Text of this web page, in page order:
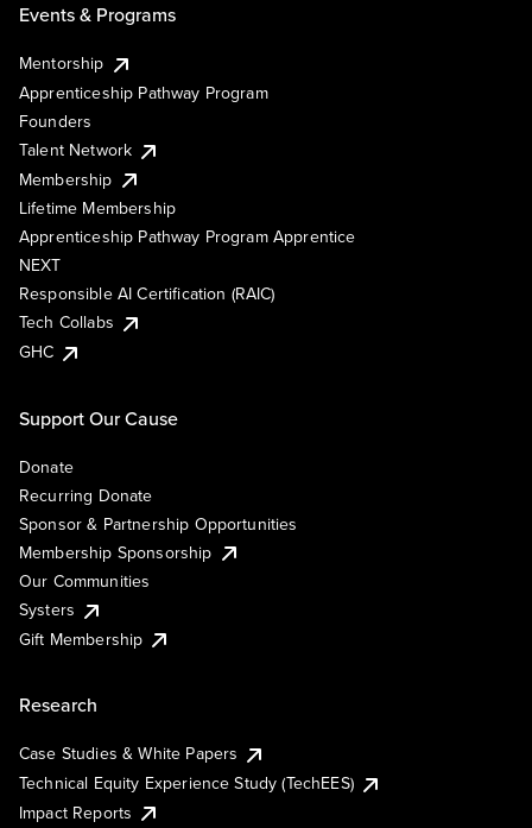
Events & Programs
Mentorship
Apprenticeship Pathway Program
Founders
Talent Network
Membership
Lifetime Membership
Apprenticeship Pathway Program Apprentice
NEXT
Responsible AI Certification (RAIC)
Tech Collabs
GHC
Support Our Cause
Donate
Recurring Donate
Sponsor & Partnership Opportunities
Membership Sponsorship
Our Communities
Systers
Gift Membership
Research
Case Studies & White Papers
Technical Equity Experience Study (TechEES)
Impact Reports